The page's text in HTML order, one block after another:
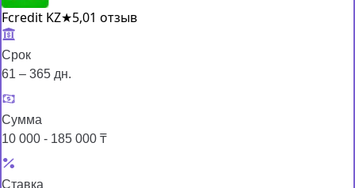
Fcredit KZ★5,01 отзыв
Срок
61 – 365 дн.
Сумма
10 000 - 185 000 ₸
Ставка